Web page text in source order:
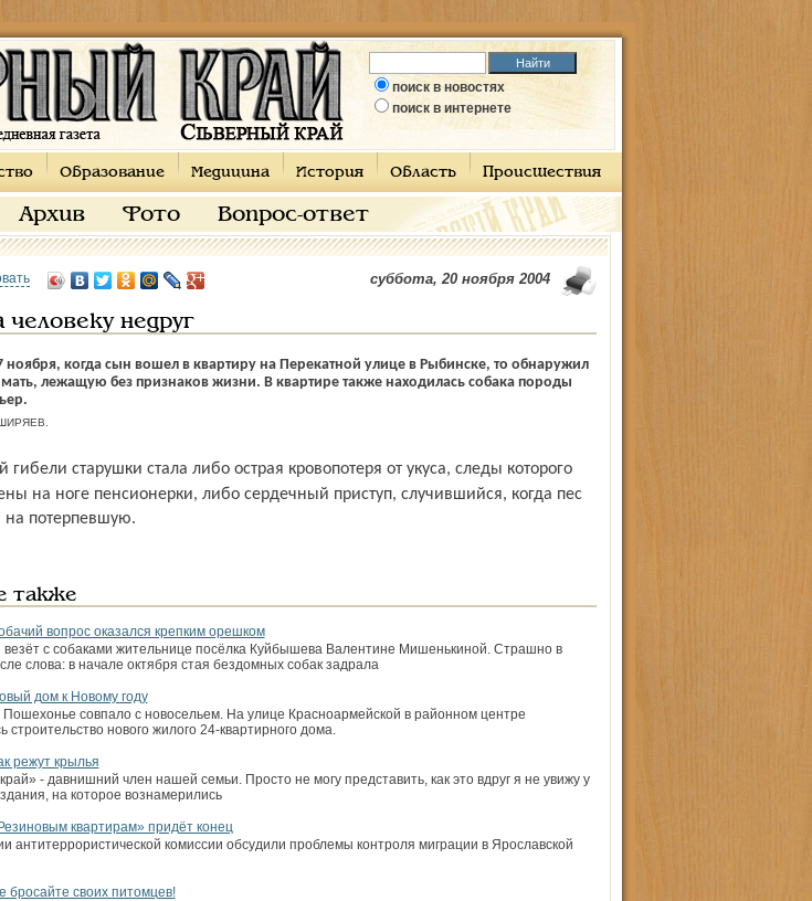
поиск в новостях
поиск в интернете
Образование Медицина История Область Происшествия
Архив Фото Вопрос-ответ
суббота, 20 ноября 2004
человеку недруг
ноября, когда сын вошел в квартиру на Перекатной улице в Рыбинске, то обнаружил
лежащую без признаков жизни. В квартире также находилась собака породы
на ноге пенсионерки, либо сердечный приступ, случившийся, когда пес
на потерпевшую.
также
вопрос оказался крепким орешком
с собаками жительнице посёлка Куйбышева Валентине Мишенькиной. Страшно в
слова: в начале октября стая бездомных собак задрала
дом к Новому году
Пошехонье совпало с новосельем. На улице Красноармейской в районном центре
строительство нового жилого 24-квартирного дома.
режут крылья
- давнишний член нашей семьи. Просто не могу представить, как это вдруг я не увижу у
на которое вознамерились
квартирам» придёт конец
антитеррористической комиссии обсудили проблемы контроля миграции в Ярославской
бросайте своих питомцев!